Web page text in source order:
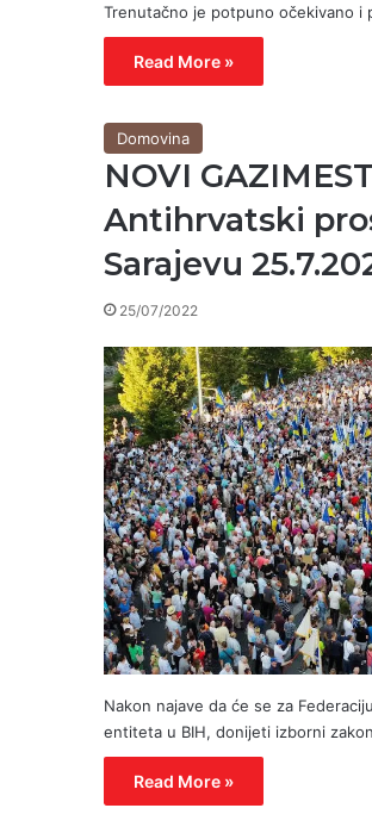
Trenutačno je potpuno očekivano i
Read More »
Domovina
NOVI
Antihrvatski
Sarajevu
25/07/2022
Nakon najave da će se za
entiteta u BIH, donijeti izborni
Read More »